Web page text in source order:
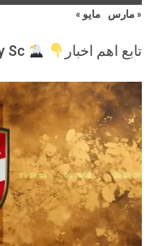
« مارس
مايو »
تابع اهم اخبار